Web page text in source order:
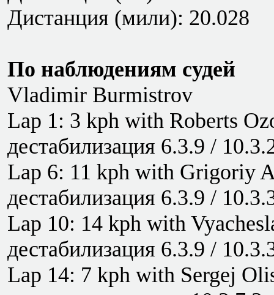
Дистанция (мили): 20.028
По наблюдениям судей
Vladimir Burmistrov
Lap 1: 3 kph with Roberts
дестабилизация 6.3.9 /
Lap 6: 11 kph with Grigoriy
дестабилизация 6.3.9 /
Lap 10: 14 kph with
дестабилизация 6.3.9 /
Lap 14: 7 kph with Sergej